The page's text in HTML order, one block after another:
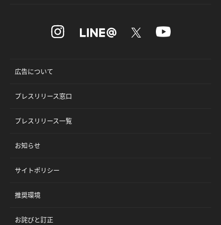
広告について
プレスリリース窓口
プレスリリース一覧
お知らせ
サイトポリシー
推奨環境
お詫びと訂正